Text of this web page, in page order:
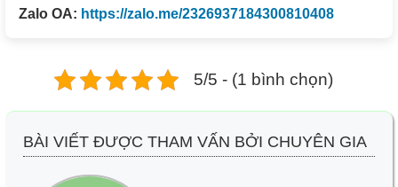
Zalo OA: https://zalo.me/2326937184300810408
5/5 - (1 bình chọn)
BÀI VIẾT ĐƯỢC THAM VẤN BỞI CHUYÊN GIA